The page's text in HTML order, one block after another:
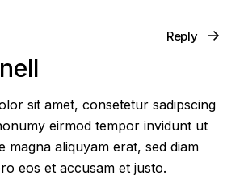
sit amet, consetetur sadipscing
eirmod tempor invidunt ut
magna aliquyam erat, sed diam
eos et accusam et justo.
Reply